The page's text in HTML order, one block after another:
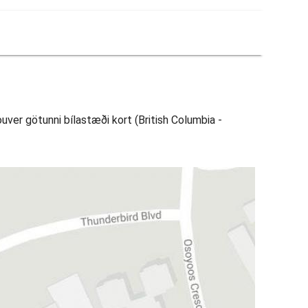
götunni bílastæði kort (British Columbia -